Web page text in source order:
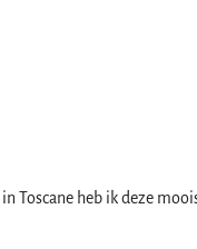
Toscane heb ik deze